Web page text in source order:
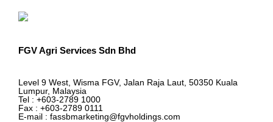
FGV Agri Services Sdn Bhd
Level 9 West, Wisma FGV, Jalan Raja Laut, 50350 Kuala
Lumpur, Malaysia
Tel : +603-2789 1000
Fax : +603-2789 0111
E-mail : fassbmarketing@fgvholdings.com